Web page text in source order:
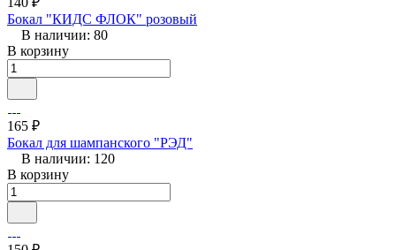
Бокал "КИДС ФЛОК" розовый
В наличии: 80
В корзину
165 ₽
Бокал для шампанского "РЭД"
В наличии: 120
В корзину